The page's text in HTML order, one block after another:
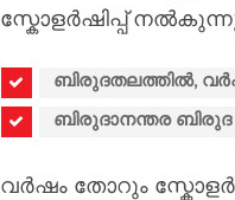
സ്കോളർഷിപ്പ്
ബിരുദതലത്തിൽ,
ബിരുദാനന്തര
വർഷം തോറും